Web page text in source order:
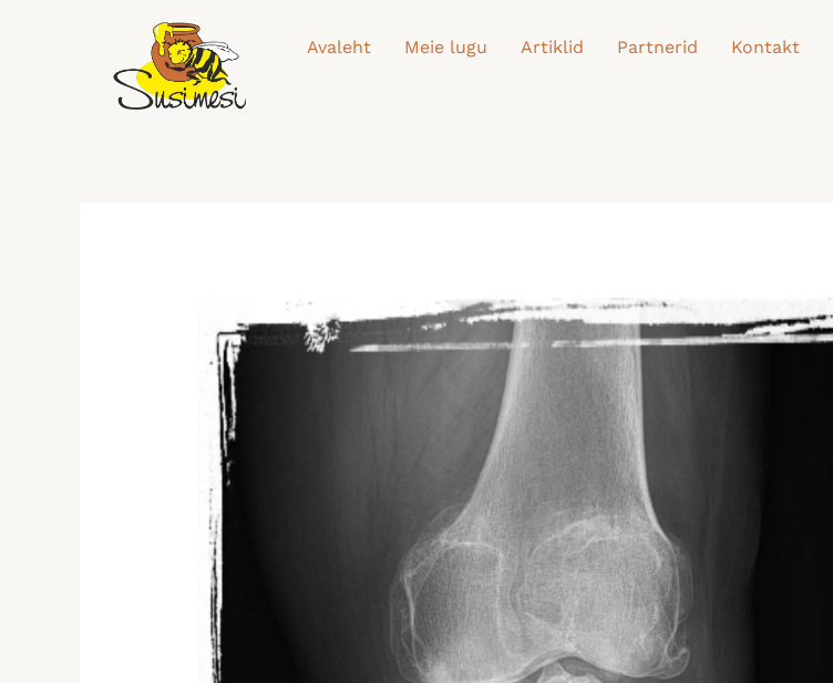
Avaleht Meie lugu Artiklid Partnerid Kontakt